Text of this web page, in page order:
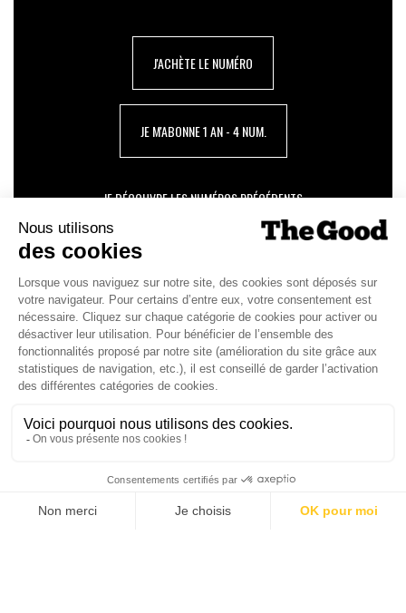
J'ACHÈTE LE NUMÉRO
JE M'ABONNE 1 AN - 4 NUM.
JE DÉCOUVRE LES NUMÉROS PRÉCÉDENTS
Je suis déjà abonné(e) :
version digitale
SUIVEZ-NOUS